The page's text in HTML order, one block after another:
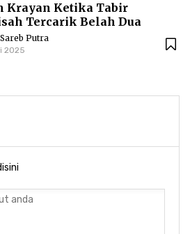
Krayan Ketika Tabir
Tercarik Belah Dua
Putra
2025